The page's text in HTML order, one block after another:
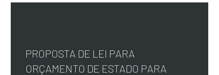
PROPOSTA DE LEI PARA
ORÇAMENTO DE ESTADO PARA